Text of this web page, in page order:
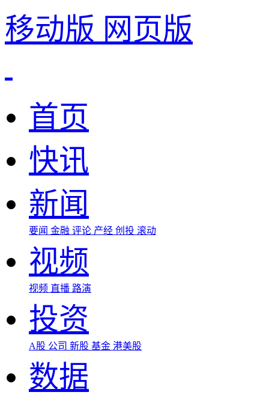
移动版 网页版
首页
快讯
新闻
要闻 金融 评论 产经 创投 滚动
视频
视频 直播 路演
投资
A股 公司 新股 基金 港美股
数据